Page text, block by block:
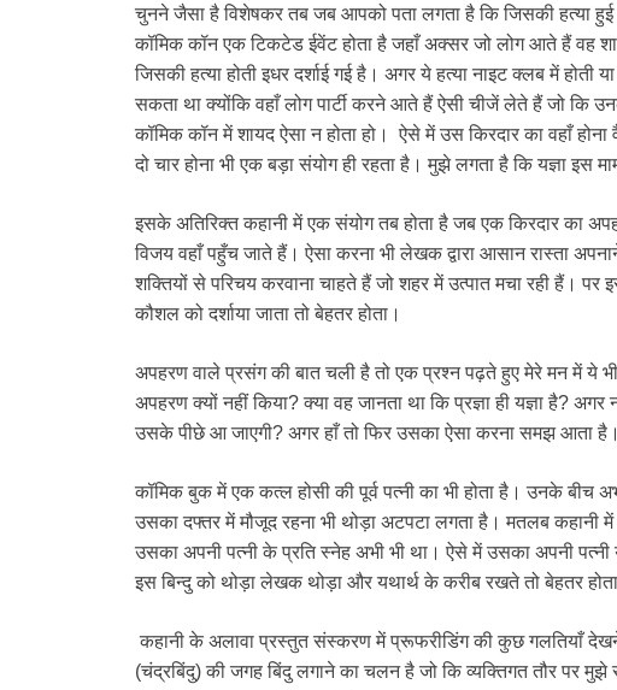
चुनने जैसा है विशेषकर तब जब आपको पता लगता है कि जिसकी हत्या हुई
कॉमिक कॉन एक टिकटेड ईवेंट होता है जहाँ अक्सर जो लोग आते हैं वह
जिसकी हत्या होती इधर दर्शाई गई है। अगर ये हत्या नाइट क्लब में होती
सकता था क्योंकि वहाँ लोग पार्टी करने आते हैं ऐसी चीजें लेते हैं जो
कॉमिक कॉन में शायद ऐसा न होता हो। ऐसे में उस किरदार का वहाँ
दो चार होना भी एक बड़ा संयोग ही रहता है। मुझे लगता है कि यज्ञा
इसके अतिरिक्त कहानी में एक संयोग तब होता है जब एक किरदार का
विजय वहाँ पहुँच जाते हैं। ऐसा करना भी लेखक द्वारा आसान रास्ता
शक्तियों से परिचय करवाना चाहते हैं जो शहर में उत्पात मचा रही हैं।
कौशल को दर्शाया जाता तो बेहतर होता।
अपहरण वाले प्रसंग की बात चली है तो एक प्रश्न पढ़ते हुए मेरे मन में ये
अपहरण क्यों नहीं किया? क्या वह जानता था कि प्रज्ञा ही यज्ञा है?
उसके पीछे आ जाएगी? अगर हाँ तो फिर उसका ऐसा करना समझ आता
कॉमिक बुक में एक कत्ल होसी की पूर्व पत्नी का भी होता है। उनके
उसका दफ्तर में मौजूद रहना भी थोड़ा अटपटा लगता है। मतलब कहानी
उसका अपनी पत्नी के प्रति स्नेह अभी भी था। ऐसे में उसका अपनी
इस बिन्दु को थोड़ा लेखक थोड़ा और यथार्थ के करीब रखते तो बेहतर
कहानी के अलावा प्रस्तुत संस्करण में प्रूफरीडिंग की कुछ गलतियाँ
(चंद्रबिंदु) की जगह बिंदु लगाने का चलन है जो कि व्यक्तिगत तौर पर